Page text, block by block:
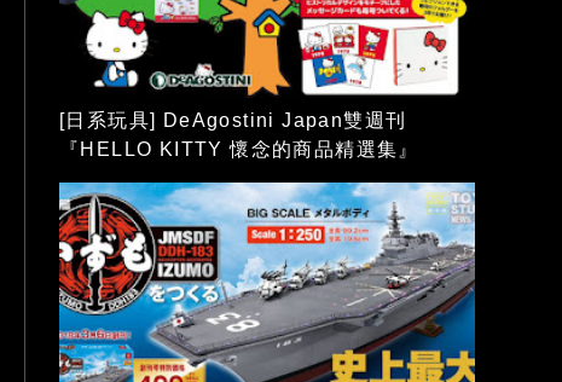
[日系玩具] DeAgostini Japan雙週刊
『HELLO KITTY 懷念的商品精選集』